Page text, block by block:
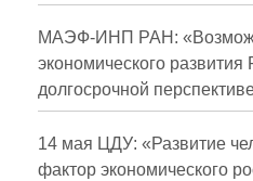
Проблемы
О журнале
Номера
МАЭФ-ИНП РАН:
экономического развития
долгосрочной
14 мая ЦДУ: «Развитие
фактор экономического